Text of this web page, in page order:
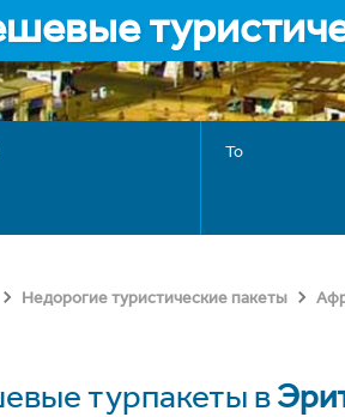
To
Недорогие туристические пакеты
турпакеты в